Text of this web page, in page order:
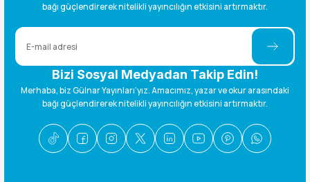
bağı güçlendirerek nitelikli yayıncılığın etkisini artırmaktır.
Bizi Sosyal Medyadan Takip Edin!
Merhaba, biz Gülnar Yayınları’yız. Amacımız, yazar ve okur arasındaki
bağı güçlendirerek nitelikli yayıncılığın etkisini artırmaktır.